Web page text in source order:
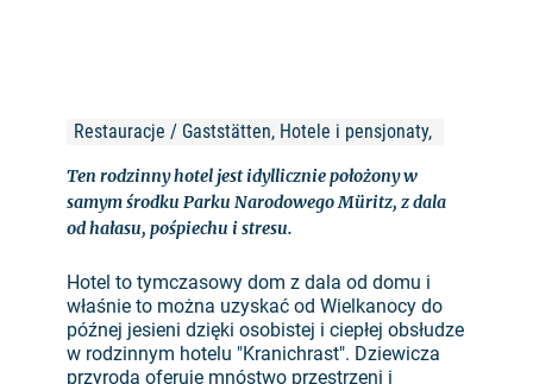
Restauracje / Gaststätten, Hotele i pensjonaty,
Ten rodzinny hotel jest idyllicznie położony w
samym środku Parku Narodowego Müritz, z dala
od hałasu, pośpiechu i stresu.
Hotel to tymczasowy dom z dala od domu i
właśnie to można uzyskać od Wielkanocy do
późnej jesieni dzięki osobistej i ciepłej obsłudze
w rodzinnym hotelu "Kranichrast". Dziewicza
przyroda oferuje mnóstwo przestrzeni i